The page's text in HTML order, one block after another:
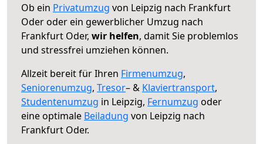
Ob ein Privatumzug von Leipzig nach Frankfurt
Oder oder ein gewerblicher Umzug nach
Frankfurt Oder, wir helfen, damit Sie problemlos
und stressfrei umziehen können.
Allzeit bereit für Ihren Firmenumzug,
Seniorenumzug, Tresor– & Klaviertransport,
Studentenumzug in Leipzig, Fernumzug oder
eine optimale Beiladung von Leipzig nach
Frankfurt Oder.